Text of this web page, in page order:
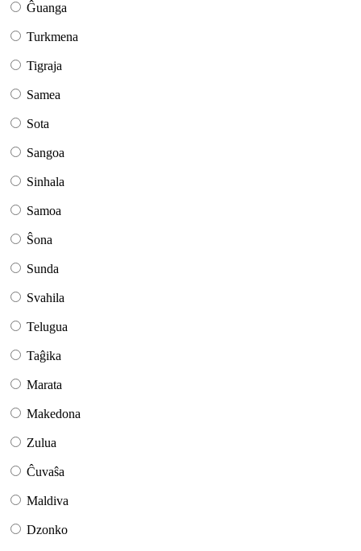
Ĝuanga
Turkmena
Tigraja
Samea
Sota
Sangoa
Sinhala
Samoa
Ŝona
Sunda
Svahila
Telugua
Taĝika
Marata
Makedona
Zulua
Ĉuvaŝa
Maldiva
Dzonko